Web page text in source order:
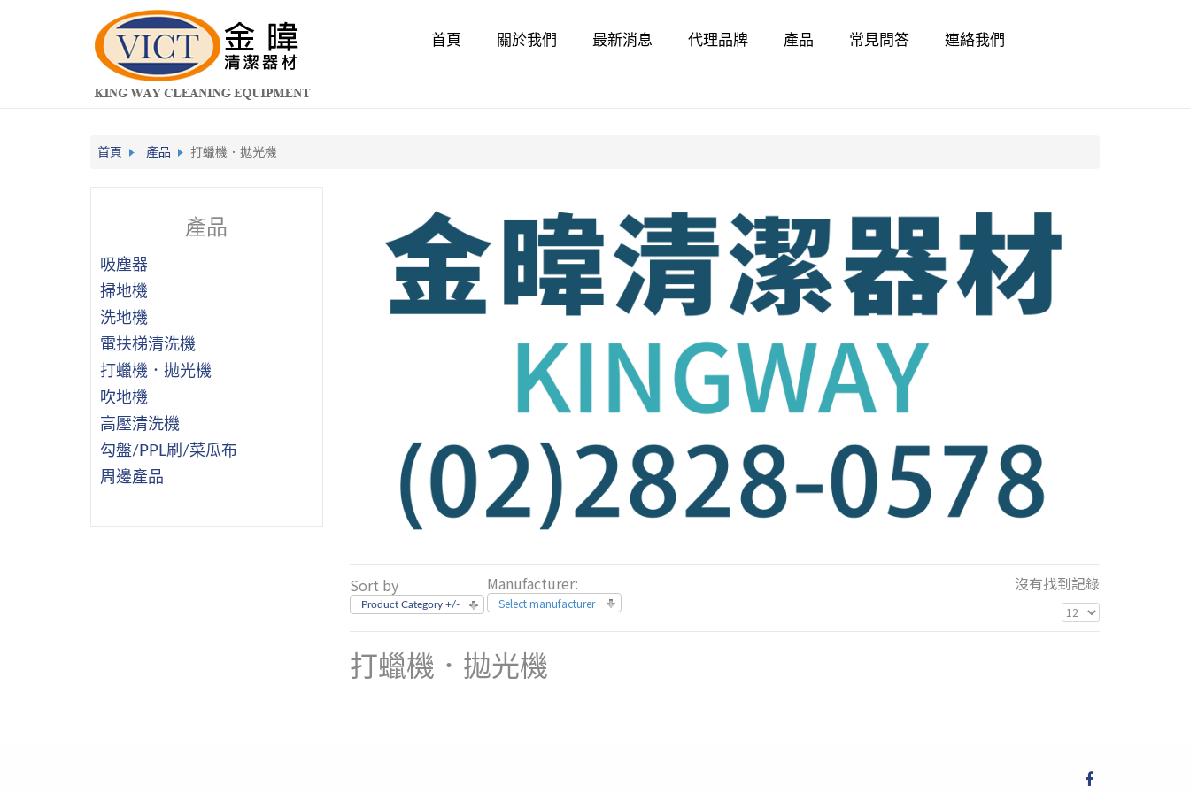
首頁 關於我們 最新消息 代理品牌 產品 常見問答 連絡我們
首頁 產品 打蠟機．拋光機
產品
吸塵器
掃地機
洗地機
電扶梯清洗機
打蠟機．拋光機
吹地機
高壓清洗機
勾盤/PPL刷/菜瓜布
周邊產品
Sort by
Product Category +/-
Manufacturer:
Select manufacturer
沒有找到記錄
打蠟機．拋光機